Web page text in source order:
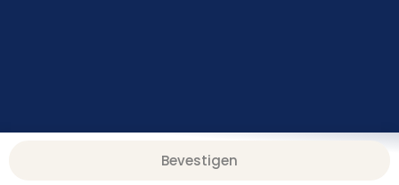
Bevestigen